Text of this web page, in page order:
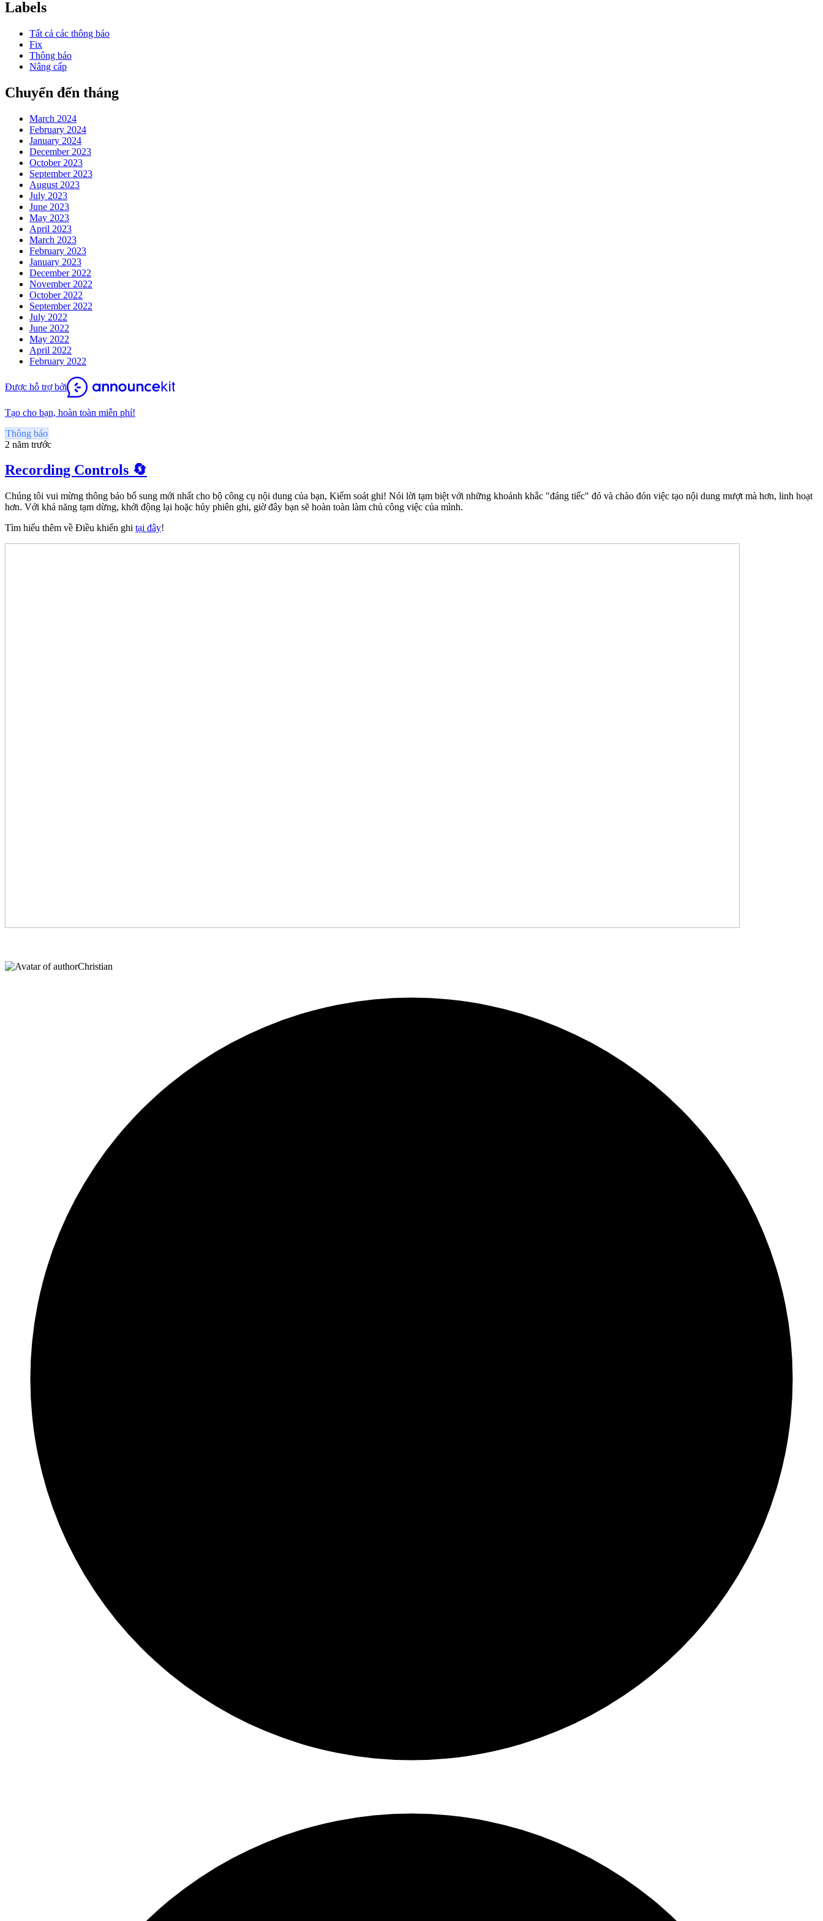
Labels
Tất cả các thông báo
Fix
Thông báo
Nâng cấp
Chuyển đến tháng
March 2024
February 2024
January 2024
December 2023
October 2023
September 2023
August 2023
July 2023
June 2023
May 2023
April 2023
March 2023
February 2023
January 2023
December 2022
November 2022
October 2022
September 2022
July 2022
June 2022
May 2022
April 2022
February 2022
Được hỗ trợ bởi
Tạo cho bạn, hoàn toàn miễn phí!
Thông báo
2 năm trước
Recording Controls 🔄
Chúng tôi vui mừng thông báo bổ sung mới nhất cho bộ công cụ nội dung của bạn, Kiểm soát ghi! Nói lời tạm biệt với những khoảnh khắc "đáng tiếc" đó và chào đón việc tạo nội dung mượt mà hơn, linh hoạt
hơn. Với khả năng tạm dừng, khởi động lại hoặc hủy phiên ghi, giờ đây bạn sẽ hoàn toàn làm chủ công việc của mình.
Tìm hiểu thêm về Điều khiển ghi tại đây!
Christian